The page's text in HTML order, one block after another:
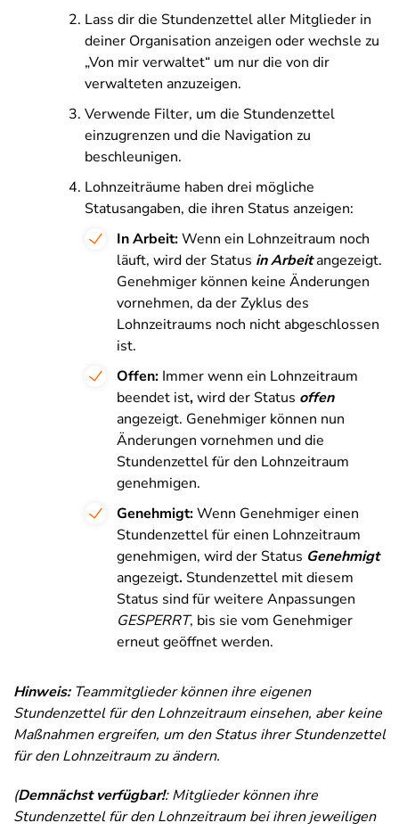
Lass dir die Stundenzettel aller Mitglieder in
deiner Organisation anzeigen oder wechsle zu
„Von mir verwaltet“ um nur die von dir
verwalteten anzuzeigen.
Verwende Filter, um die Stundenzettel
einzugrenzen und die Navigation zu
beschleunigen.
Lohnzeiträume haben drei mögliche
Statusangaben, die ihren Status anzeigen:
In Arbeit:Wenn ein Lohnzeitraum noch
läuft, wird der Status in Arbeitangezeigt.
Genehmiger können keine Änderungen
vornehmen, da der Zyklus des
Lohnzeitraums noch nicht abgeschlossen
ist.
Offen: Immer wenn ein Lohnzeitraum
beendet ist,wird der Status offen
angezeigt. Genehmiger können nun
Änderungen vornehmen und die
Stundenzettel für den Lohnzeitraum
genehmigen.
Genehmigt:Wenn Genehmiger einen
Stundenzettel für einen Lohnzeitraum
genehmigen, wird der Status Genehmigt
angezeigt. Stundenzettel mit diesem
Status sind für weitere Anpassungen
GESPERRT, bis sie vom Genehmiger
erneut geöffnet werden.
Hinweis: Teammitglieder können ihre eigenen
Stundenzettel für den Lohnzeitraum einsehen, aber keine
Maßnahmen ergreifen, um den Status ihrer Stundenzettel
für den Lohnzeitraum zu ändern.
(Demnächstverfügbar!:Mitglieder können ihre
Stundenzettel für den Lohnzeitraum bei ihren jeweiligen